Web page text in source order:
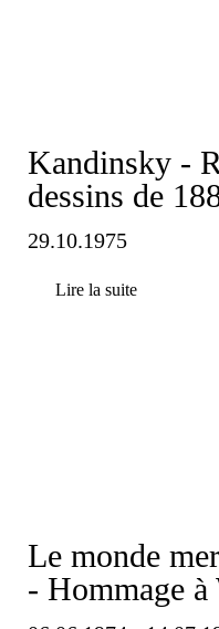
Kandinsky -
dessins de
29.10.1975
Lire la suite
Le monde
- Hommage